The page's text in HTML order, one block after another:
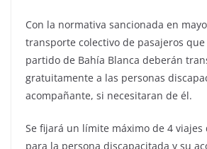
Con la normativa sancionada en
transporte colectivo de pasajeros
partido de Bahía Blanca deberán
gratuitamente a las personas
acompañante, si necesitaran de él.
Se fijará un límite máximo de 4 viajes
para la persona discapacitada y su